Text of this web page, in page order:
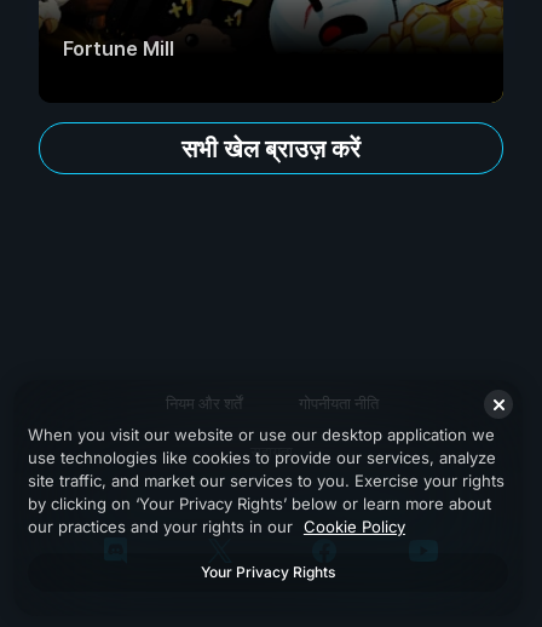
Fortune Mill
सभी खेल ब्राउज़ करें
नियम और शर्तें गोपनीयता नीति
सहायता
When you visit our website or use our desktop application we
use technologies like cookies to provide our services, analyze
site traffic, and market our services to you. Exercise your rights
by clicking on ‘Your Privacy Rights’ below or learn more about
our practices and your rights in our Cookie Policy
Your Privacy Rights